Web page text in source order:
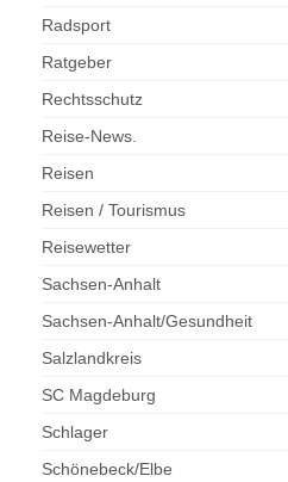
Radsport
Ratgeber
Rechtsschutz
Reise-News.
Reisen
Reisen / Tourismus
Reisewetter
Sachsen-Anhalt
Sachsen-Anhalt/Gesundheit
Salzlandkreis
SC Magdeburg
Schlager
Schönebeck/Elbe